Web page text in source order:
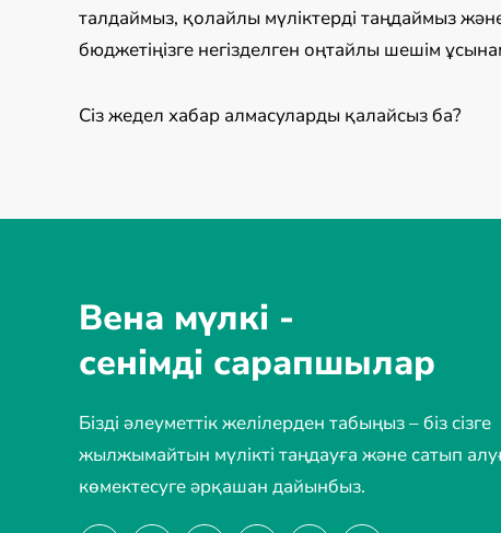
талдаймыз, қолайлы мүліктерді таңдаймыз
бюджетіңізге негізделген оңтайлы шешім
Сіз жедел хабар алмасуларды қалайсыз ба?
Вена мүлкі -
сенімді сарапшылар
Бізді әлеуметтік желілерден табыңыз – біз сізге
жылжымайтын мүлікті таңдауға және сатып
көмектесуге әрқашан дайынбыз.